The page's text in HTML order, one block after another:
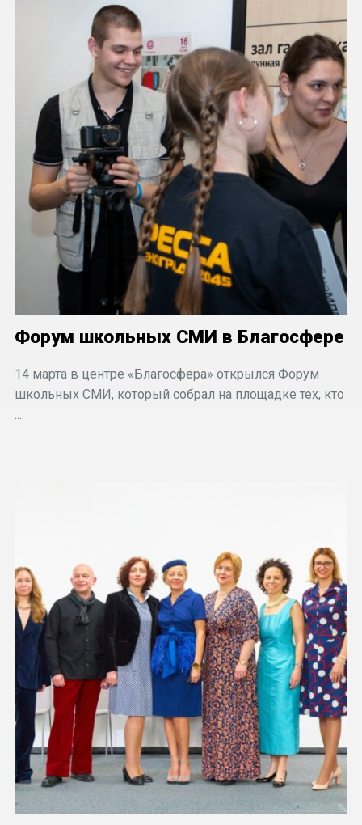
Форум школьных СМИ в Благосфере
14 марта в центре «Благосфера» открылся Форум
школьных СМИ, который собрал на площадке тех, кто
...